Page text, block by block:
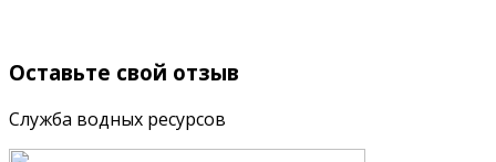
Оставьте свой отзыв
Служба водных ресурсов